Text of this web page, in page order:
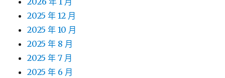
2025 年 12 月
2025 年 10 月
2025 年 8 月
2025 年 7 月
2025 年 6 月